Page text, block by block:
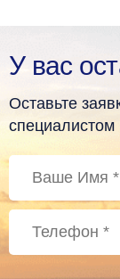
У вас
Оставьте
специалистом